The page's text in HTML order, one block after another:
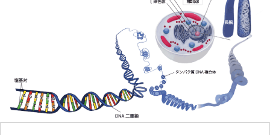
災害救助犬の育成
股関節形成不全症(HD)と肘関節異形成症(ED)について
人工授精について
ドッグダンス